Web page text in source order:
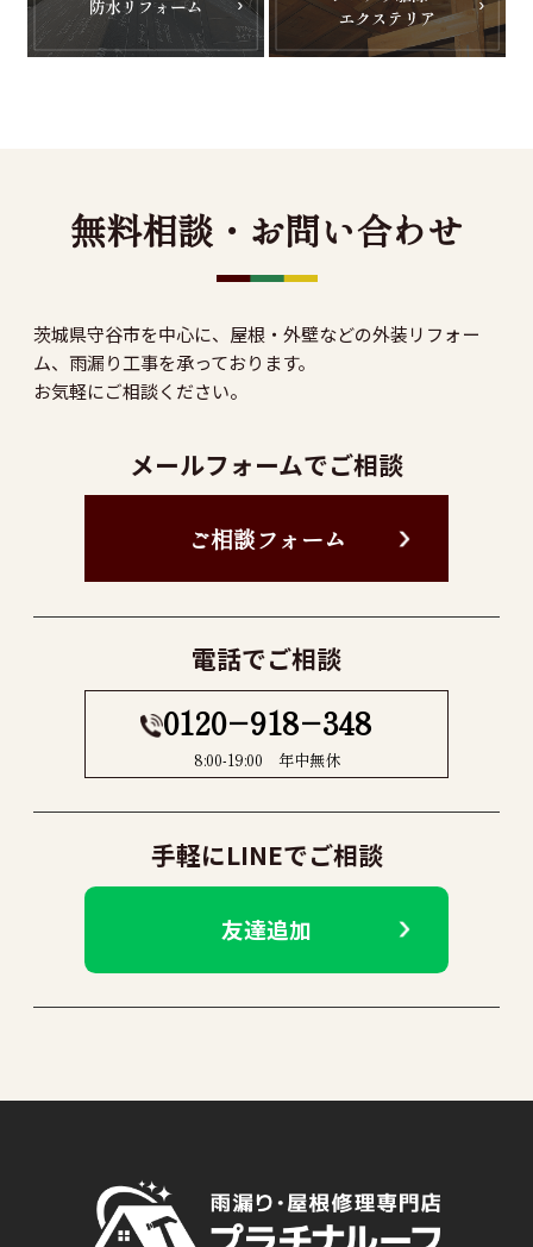
無料相談・お問い合わせ
茨城県守谷市を中心に、屋根・外壁などの外装リフォー
ム、雨漏り工事を承っております。
お気軽にご相談ください。
メールフォームでご相談
ご相談フォーム
電話でご相談
0120−918−348
8:00-19:00 年中無休
手軽にLINEでご相談
友達追加